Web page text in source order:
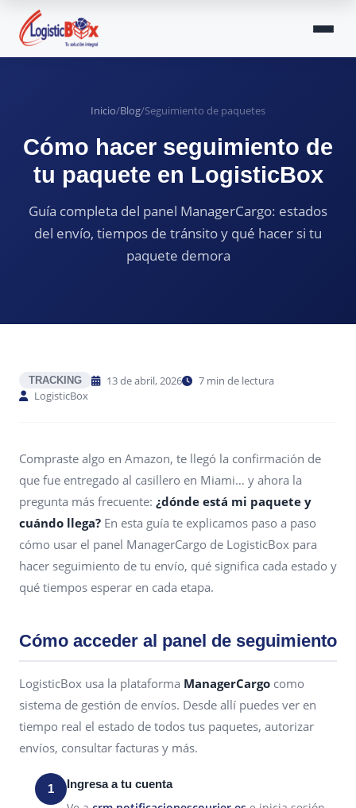
Inicio/Blog/Seguimiento de paquetes
Cómo hacer seguimiento de
tu paquete en LogisticBox
Guía completa del panel ManagerCargo: estados
del envío, tiempos de tránsito y qué hacer si tu
paquete demora
TRACKING 13 de abril, 2026
7 min de lectura
LogisticBox
Compraste algo en Amazon, te llegó la confirmación de
que fue entregado al casillero en Miami… y ahora la
pregunta más frecuente: ¿dónde está mi paquete y
cuándo llega? En esta guía te explicamos paso a paso
cómo usar el panel ManagerCargo de LogisticBox para
hacer seguimiento de tu envío, qué significa cada estado y
qué tiempos esperar en cada etapa.
Cómo acceder al panel de seguimiento
LogisticBox usa la plataforma ManagerCargo como
sistema de gestión de envíos. Desde allí puedes ver en
tiempo real el estado de todos tus paquetes, autorizar
envíos, consultar facturas y más.
1 Ingresa a tu cuenta